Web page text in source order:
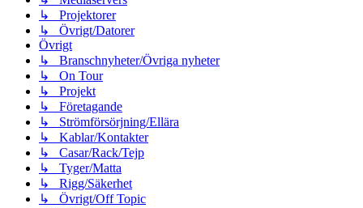
↳ Projektorer
↳ Övrigt/Datorer
Övrigt
↳ Branschnyheter/Övriga nyheter
↳ On Tour
↳ Projekt
↳ Företagande
↳ Strömförsörjning/Ellära
↳ Kablar/Kontakter
↳ Casar/Rack/Tejp
↳ Tyger/Matta
↳ Rigg/Säkerhet
↳ Övrigt/Off Topic